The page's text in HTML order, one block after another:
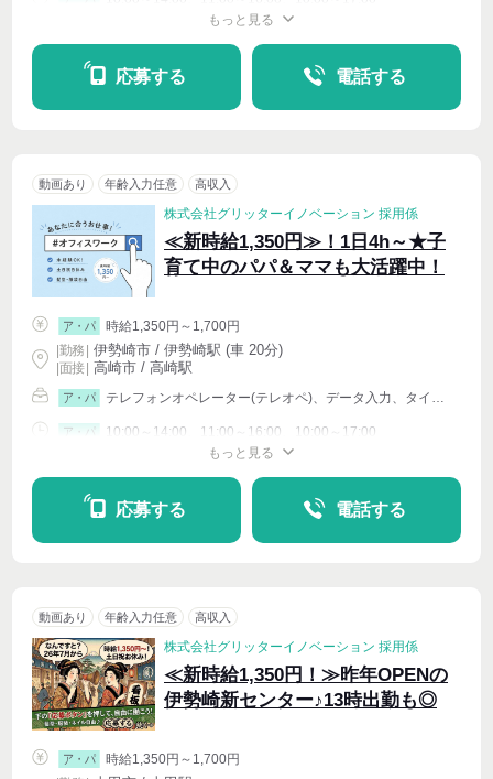
もっと見る
応募する 電話する
動画あり 年齢入力任意 高収入
株式会社グリッターイノベーション 採用係
≪新時給1,350円≫！1日4h～★子
育て中のパパ＆ママも大活躍中！
ア・パ
時給1,350円～1,700円
|勤務 伊勢崎市 / 伊勢崎駅 (車 20分)
| 面接 | 高崎市 / 高崎駅
ア・パ テレフォンオペレーター(テレオペ)、データ入力、タイピング(PC・パソコン・インターネット)、イベントその他
ア・パ 10:00～14:00、11:00～16:00、10:00～17:00
もっと見る
応募する 電話する
動画あり 年齢入力任意 高収入
株式会社グリッターイノベーション 採用係
≪新時給1,350円！≫昨年OPENの
伊勢崎新センター♪13時出勤も◎
ア・パ
時給1,350円～1,700円